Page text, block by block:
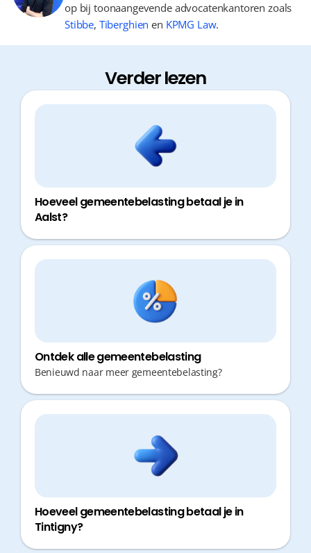
op bij toonaangevende advocatenkantoren zoals
Stibbe, Tiberghien en KPMG Law.
Verder lezen
Hoeveel gemeentebelasting betaal je in
Aalst?
Ontdek alle gemeentebelasting
Benieuwd naar meer gemeentebelasting?
Hoeveel gemeentebelasting betaal je in
Tintigny?